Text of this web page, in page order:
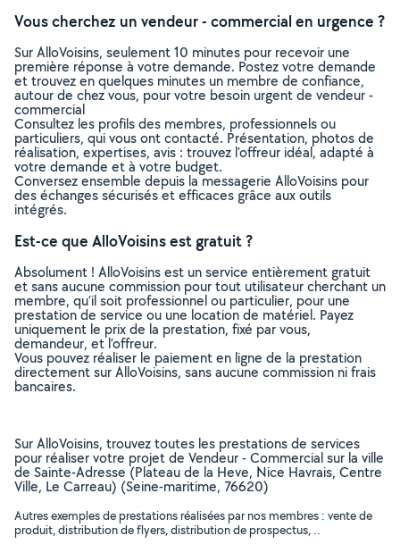
Vous cherchez un vendeur - commercial en urgence ?
Sur AlloVoisins, seulement 10 minutes pour recevoir une
première réponse à votre demande. Postez votre demande
et trouvez en quelques minutes un membre de confiance,
autour de chez vous, pour votre besoin urgent de vendeur -
commercial
Consultez les profils des membres, professionnels ou
particuliers, qui vous ont contacté. Présentation, photos de
réalisation, expertises, avis : trouvez l'offreur idéal, adapté à
votre demande et à votre budget.
Conversez ensemble depuis la messagerie AlloVoisins pour
des échanges sécurisés et efficaces grâce aux outils
intégrés.
Est-ce que AlloVoisins est gratuit ?
Absolument ! AlloVoisins est un service entièrement gratuit
et sans aucune commission pour tout utilisateur cherchant un
membre, qu’il soit professionnel ou particulier, pour une
prestation de service ou une location de matériel. Payez
uniquement le prix de la prestation, fixé par vous,
demandeur, et l’offreur.
Vous pouvez réaliser le paiement en ligne de la prestation
directement sur AlloVoisins, sans aucune commission ni frais
bancaires.
Sur AlloVoisins, trouvez toutes les prestations de services
pour réaliser votre projet de Vendeur - Commercial sur la ville
de Sainte-Adresse (Plateau de la Heve, Nice Havrais, Centre
Ville, Le Carreau) (Seine-maritime, 76620)
Autres exemples de prestations réalisées par nos membres : vente de
produit, distribution de flyers, distribution de prospectus, ..